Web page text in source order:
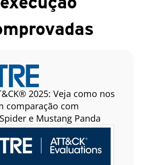
2025: Veja como nos
comparação com
e Mustang Panda